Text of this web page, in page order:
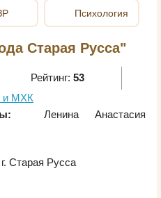
Психология
Старая Русса"
Рейтинг: 53
МХК
Ленина Анастасия
Старая Русса